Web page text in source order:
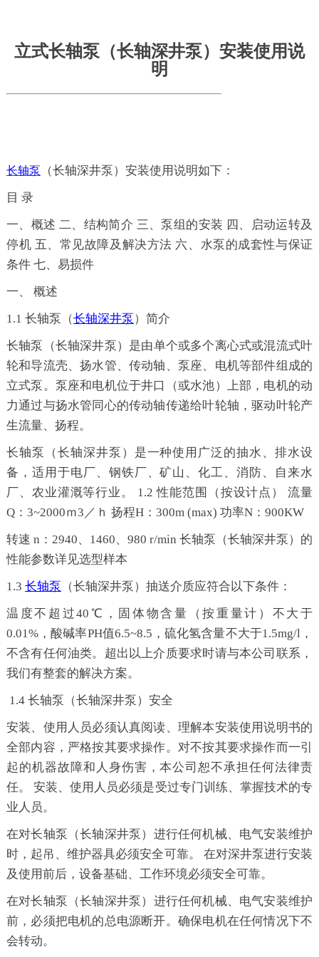
立式长轴泵（长轴深井泵） 安装使用说
明
长轴泵 （长轴深井泵） 安装使用说明如下：
目 录
一、概述 二、结构简介 三、泵组的安装 四、启动运转及
停机 五、常见故障及解决方法 六、水泵的成套性与保证
条件 七、易损件
一、
概述
1.1 长轴泵（长轴深井泵） 简介
长轴泵（长轴深井泵） 是由单个或多个离心式或混流式叶
轮和导流壳、扬水管、传动轴、泵座、电机等部件组成的
立式泵。泵座和电机位于井口（或水池）上部，电机的动
力通过与扬水管同心的传动轴传递给叶轮轴，驱动叶轮产
生流量、扬程。
长轴泵（长轴深井泵 ） 是一种使用广泛的抽水、排水设
备，适用于电厂、钢铁厂、矿山、化工、消防、自来水
厂、农业灌溉等行业。
1.2 性能范围（按设计点） 流量
Q：3~2000ｍ3／ｈ 扬程H：300m (max) 功率N：900KW
转速 n：2940、1460、980 r/min长轴泵（长轴深井泵） 的
性能参数详见选型样本
1.3 长轴泵 （长轴深井泵） 抽送介质应符合以下条件：
温度不超过40℃，固体物含量（按重量计）不大于
0.01%，酸碱率PH值6.5~8.5，硫化氢含量不大于1.5mg/l，
不含有任何油类。超出以上介质要求时请与本公司联系，
我们有整套的解决方案。
1.4 长轴泵（长轴深井泵） 安全
安装、使用人员必须认真阅读、理解本安装使用说明书的
全部内容，严格按其要求操作。对不按其要求操作而一引
起的机器故障和人身伤害，本公司恕不承担任何法律责
任。
安装、使用人员必须是受过专门训练、掌握技术的专
业人员。
在对长轴泵（长轴深井泵） 进行任何机械、电气安装维护
时，起吊、维护器具必须安全可靠。
在对深井泵进行安装
及使用前后，设备基础、工作环境必须安全可靠。
在对长轴泵（长轴深井泵） 进行任何机械、电气安装维护
前，必须把电机的总电源断开。确保电机在任何情况下不
会转动。